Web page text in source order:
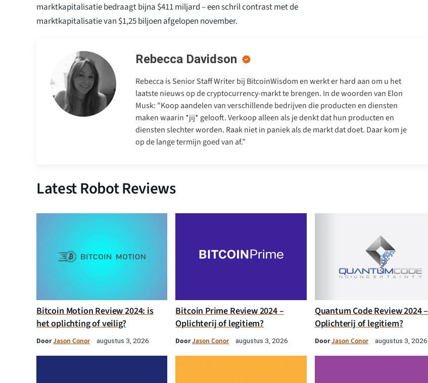
marktkapitalisatie bedraagt bijna $411 miljard – een schril contrast met de
marktkapitalisatie van $1,25 biljoen afgelopen november.
Rebecca Davidson
Rebecca is Senior Staff Writer bij BitcoinWisdom en werkt er hard aan om u het
laatste nieuws op de cryptocurrency-markt te brengen. In de woorden van Elon
Musk: "Koop aandelen van verschillende bedrijven die producten en diensten
maken waarin *jij* gelooft. Verkoop alleen als je denkt dat hun producten en
diensten slechter worden. Raak niet in paniek als de markt dat doet. Daar kom je
op de lange termijn goed van af.”
Latest Robot Reviews
Bitcoin Motion Review 2024: is
het oplichting of veilig?
DoorJason Conor augustus 3, 2026
Bitcoin Prime Review 2024 –
Oplichterij of legitiem?
DoorJason Conor augustus 3, 2026
Quantum Code Review 2024 –
Oplichterij of legitiem?
DoorJason Conor augustus 3, 2026